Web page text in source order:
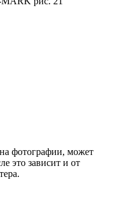
фотографии, может
это зависит и от